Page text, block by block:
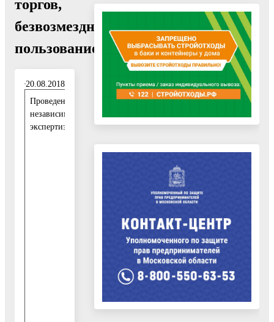
торгов,
безвозмездное
пользование»"
20.08.2018
Проведение
независимой
экспертизы: